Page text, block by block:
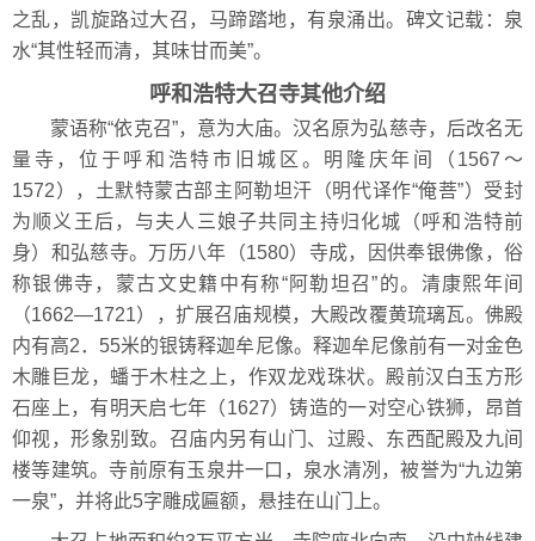
之乱，凯旋路过大召，马蹄踏地，有泉涌出。碑文记载：泉
水“其性轻而清，其味甘而美”。
呼和浩特大召寺其他介绍
蒙语称“依克召”，意为大庙。汉名原为弘慈寺，后改名无
量寺，位于呼和浩特市旧城区。明隆庆年间（1567～
1572），土默特蒙古部主阿勒坦汗（明代译作“俺菩”）受封
为顺义王后，与夫人三娘子共同主持归化城（呼和浩特前
身）和弘慈寺。万历八年（1580）寺成，因供奉银佛像，俗
称银佛寺，蒙古文史籍中有称“阿勒坦召”的。清康熙年间
（1662―1721），扩展召庙规模，大殿改覆黄琉璃瓦。佛殿
内有高2．55米的银铸释迦牟尼像。释迦牟尼像前有一对金色
木雕巨龙，蟠于木柱之上，作双龙戏珠状。殿前汉白玉方形
石座上，有明天启七年（1627）铸造的一对空心铁狮，昂首
仰视，形象别致。召庙内另有山门、过殿、东西配殿及九间
楼等建筑。寺前原有玉泉井一口，泉水清冽，被誉为“九边第
一泉”，并将此5字雕成匾额，悬挂在山门上。